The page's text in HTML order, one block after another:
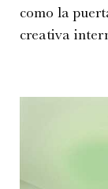
como la
creativa